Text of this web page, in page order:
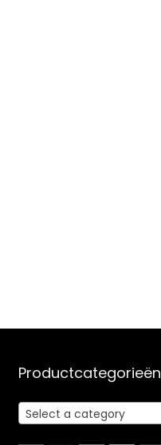
Productcategorieën
Select a category